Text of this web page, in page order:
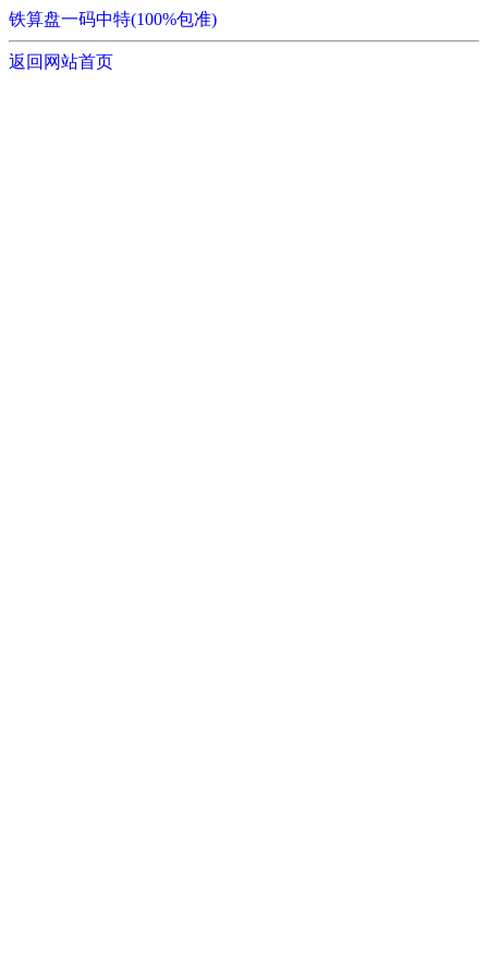
铁算盘一码中特(100%包准)
返回网站首页